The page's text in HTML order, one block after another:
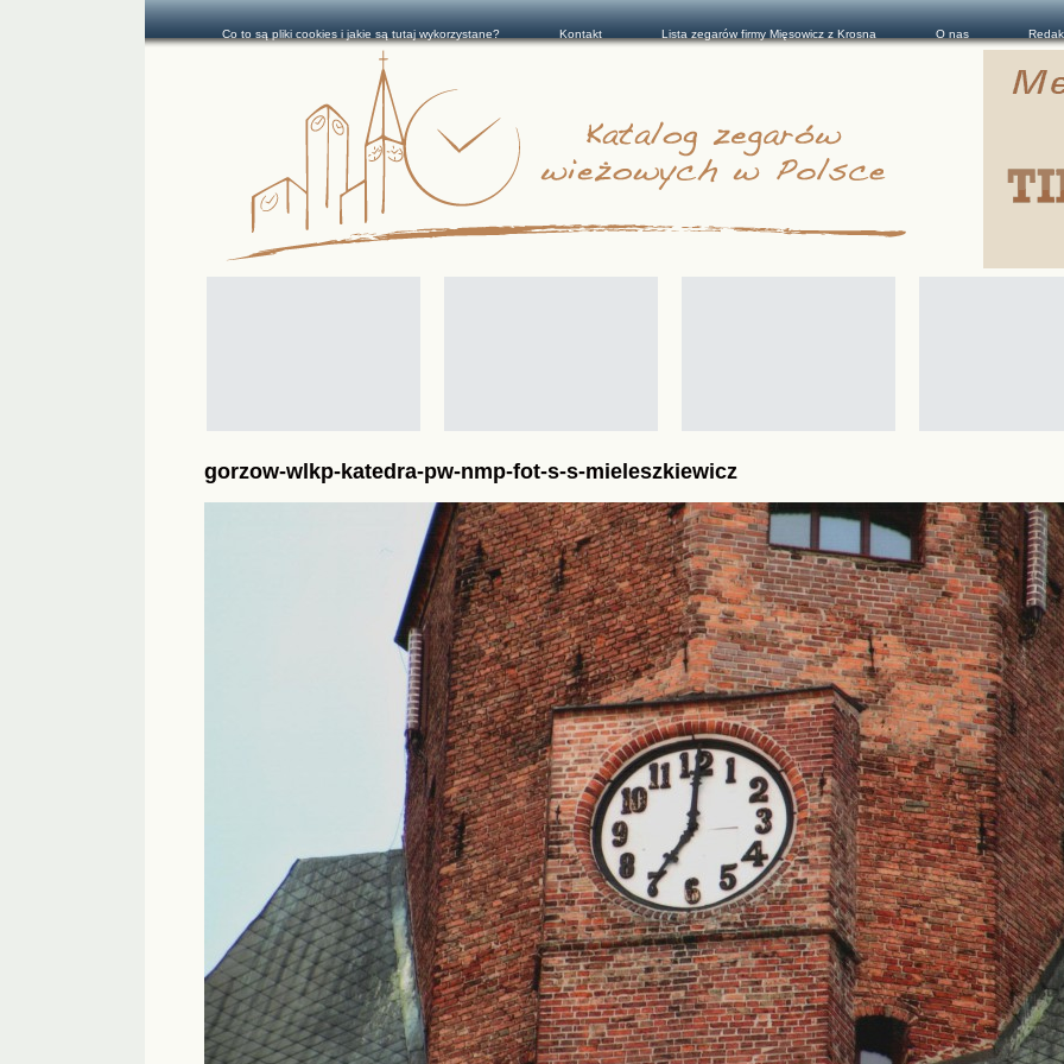
gorzow-wlkp-katedra-pw-nmp-fot-s-s-mieleszkiewicz
Co to są pliki cookies i jakie są tutaj wykorzystane? Kontakt Lista zegarów firmy Mięsowicz z Krosna O nas